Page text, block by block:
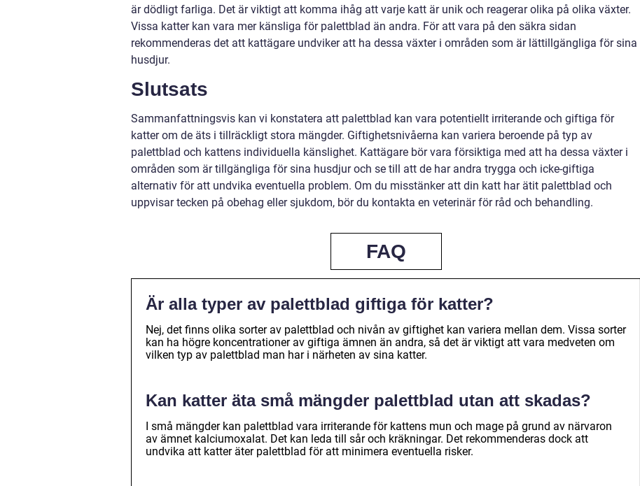
är dödligt farliga. Det är viktigt att komma ihåg att varje katt är unik och reagerar olika på olika växter.
Vissa katter kan vara mer känsliga för palettblad än andra. För att vara på den säkra sidan
rekommenderas det att kattägare undviker att ha dessa växter i områden som är lättillgängliga för sina
husdjur.
Slutsats
Sammanfattningsvis kan vi konstatera att palettblad kan vara potentiellt irriterande och giftiga för
katter om de äts i tillräckligt stora mängder. Giftighetsnivåerna kan variera beroende på typ av
palettblad och kattens individuella känslighet. Kattägare bör vara försiktiga med att ha dessa växter i
områden som är tillgängliga för sina husdjur och se till att de har andra trygga och icke-giftiga
alternativ för att undvika eventuella problem. Om du misstänker att din katt har ätit palettblad och
uppvisar tecken på obehag eller sjukdom, bör du kontakta en veterinär för råd och behandling.
FAQ
Är alla typer av palettblad giftiga för katter?
Nej, det finns olika sorter av palettblad och nivån av giftighet kan variera mellan dem. Vissa sorter
kan ha högre koncentrationer av giftiga ämnen än andra, så det är viktigt att vara medveten om
vilken typ av palettblad man har i närheten av sina katter.
Kan katter äta små mängder palettblad utan att skadas?
I små mängder kan palettblad vara irriterande för kattens mun och mage på grund av närvaron
av ämnet kalciumoxalat. Det kan leda till sår och kräkningar. Det rekommenderas dock att
undvika att katter äter palettblad för att minimera eventuella risker.